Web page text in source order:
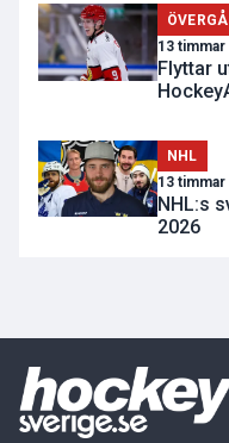
13
Flyttar
NHL
13
NHL:s
2026